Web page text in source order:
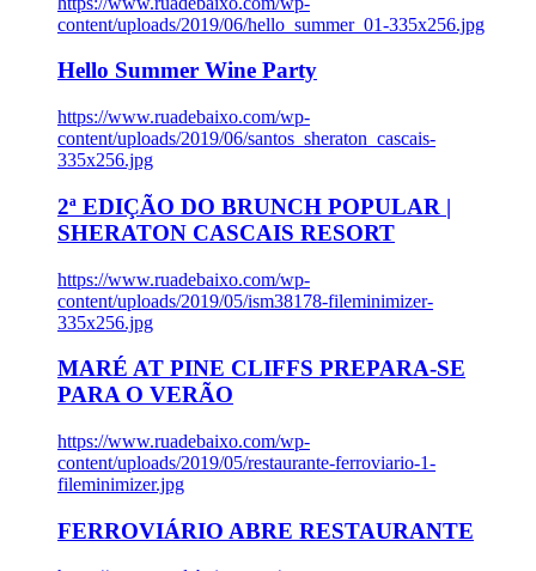
content/uploads/2019/06/hello_summer_01-335x256.jpg
Hello Summer Wine Party
https://www.ruadebaixo.com/wp-
content/uploads/2019/06/santos_sheraton_cascais-
335x256.jpg
2ª EDIÇÃO DO BRUNCH POPULAR |
SHERATON CASCAIS RESORT
https://www.ruadebaixo.com/wp-
content/uploads/2019/05/ism38178-fileminimizer-
335x256.jpg
MARÉ AT PINE CLIFFS PREPARA-SE
PARA O VERÃO
https://www.ruadebaixo.com/wp-
content/uploads/2019/05/restaurante-ferroviario-1-
fileminimizer.jpg
FERROVIÁRIO ABRE RESTAURANTE